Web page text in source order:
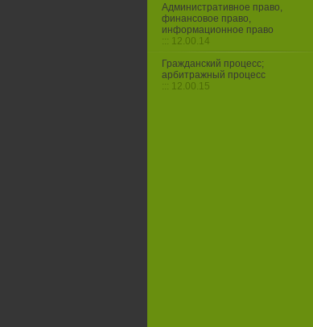
Административное право,
финансовое право,
информационное право
::: 12.00.14
Гражданский процесс;
арбитражный процесс
::: 12.00.15